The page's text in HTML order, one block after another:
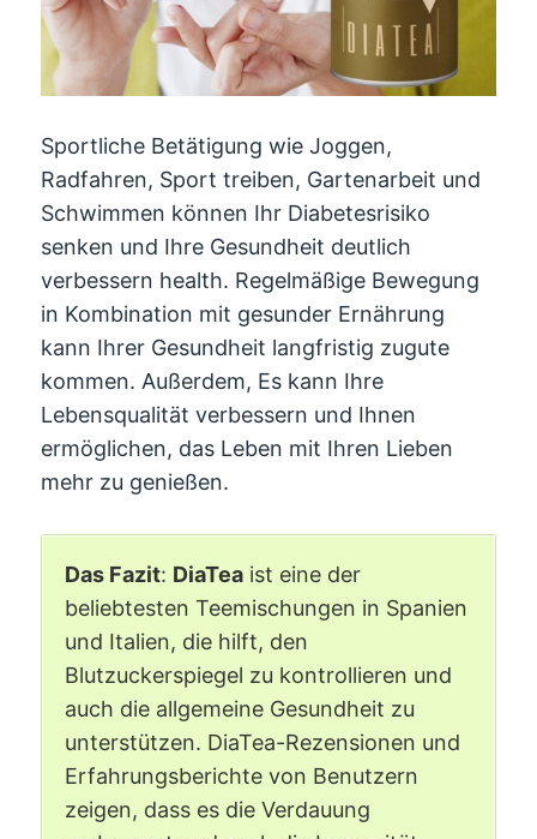
Sportliche Betätigung wie Joggen,
Radfahren, Sport treiben, Gartenarbeit und
Schwimmen können Ihr Diabetesrisiko
senken und Ihre Gesundheit deutlich
verbessern health. Regelmäßige Bewegung
in Kombination mit gesunder Ernährung
kann Ihrer Gesundheit langfristig zugute
kommen. Außerdem, Es kann Ihre
Lebensqualität verbessern und Ihnen
ermöglichen, das Leben mit Ihren Lieben
mehr zu genießen.
Das Fazit: DiaTea ist eine der
beliebtesten Teemischungen in Spanien
und Italien, die hilft, den
Blutzuckerspiegel zu kontrollieren und
auch die allgemeine Gesundheit zu
unterstützen. DiaTea-Rezensionen und
Erfahrungsberichte von Benutzern
zeigen, dass es die Verdauung